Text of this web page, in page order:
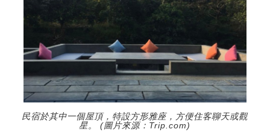
民宿於其中一個屋頂，特設方形雅座，方便住客聊天或觀
星。 (圖片來源：Trip.com)